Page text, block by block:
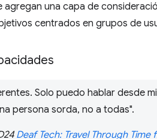
una capa de
centrados en grupos de
Solo puedo hablar desde
persona sorda, no a todas".
Deaf Tech: Travel Through